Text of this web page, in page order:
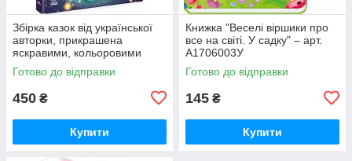
Збірка казок від української
авторки, прикрашена
яскравими, кольоровими
ілюстраціями. Книжка містить
казки, які рекомендовано чит
Готово до відправки
450 ₴
Купити
Книжка "Веселі віршики про
все на світі. У садку" – арт.
А1706003У
Готово до відправки
145 ₴
Купити